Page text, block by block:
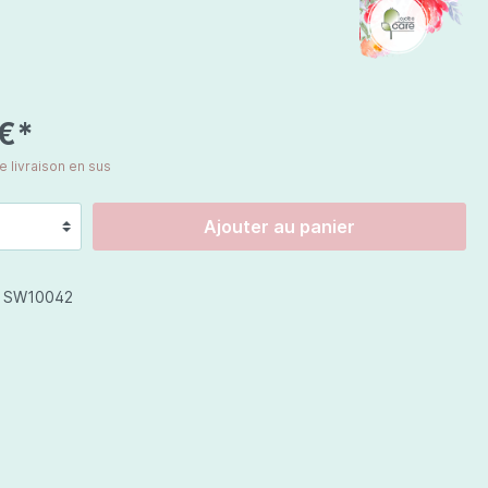
Jojoba Care
Celestetic
livraison en sus
Ajouter au panier
SW10042